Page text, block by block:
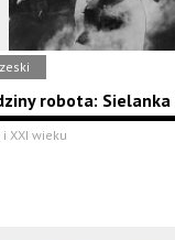
robota: Sielanka
XXI wieku